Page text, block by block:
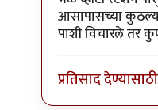
आसापासच्या
पाशी विचारले तर
प्रतिसाद देण्यासाठी